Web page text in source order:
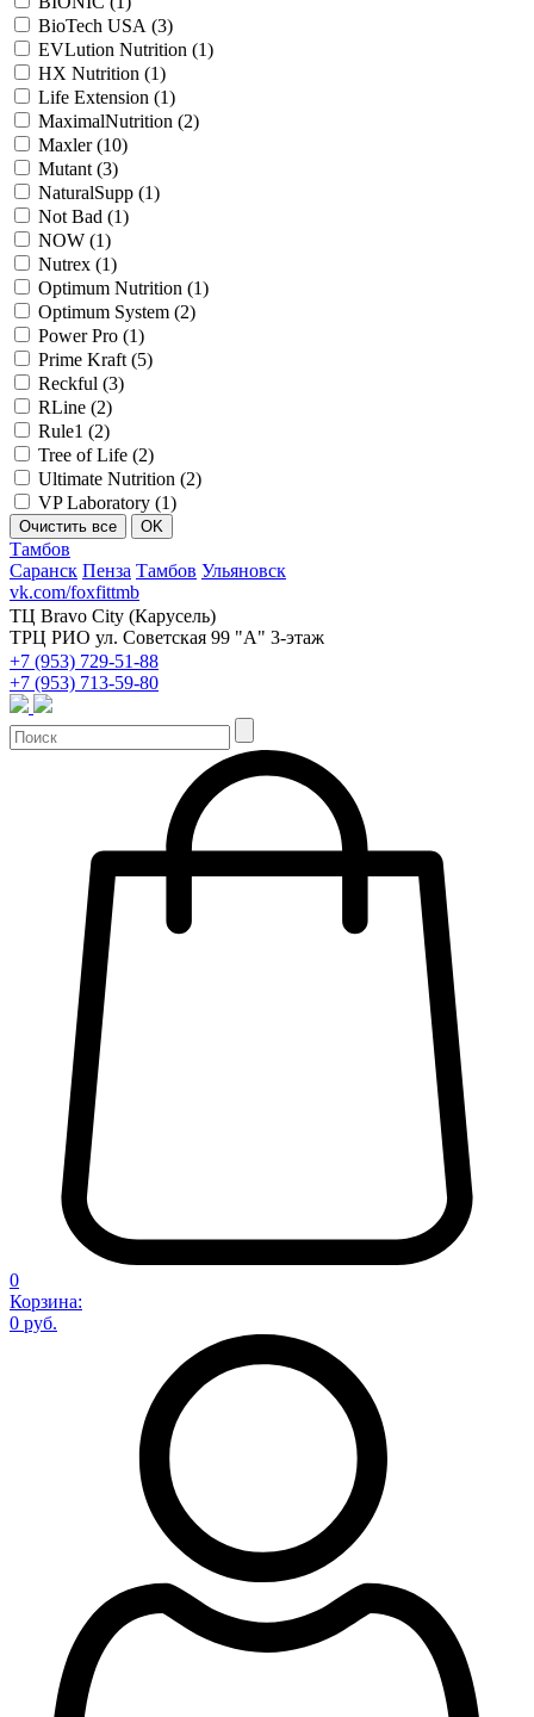
BioTech USA (3)
EVLution Nutrition (1)
HX Nutrition (1)
Life Extension (1)
MaximalNutrition (2)
Maxler (10)
Mutant (3)
NaturalSupp (1)
Not Bad (1)
NOW (1)
Nutrex (1)
Optimum Nutrition (1)
Optimum System (2)
Power Pro (1)
Prime Kraft (5)
Reckful (3)
RLine (2)
Rule1 (2)
Tree of Life (2)
Ultimate Nutrition (2)
VP Laboratory (1)
Тамбов
Саранск Пенза Тамбов Ульяновск
vk.com/foxfittmb
ТЦ Bravo City (Карусель)
ТРЦ РИО ул. Советская 99 "А" 3-этаж
+7 (953) 729-51-88
+7 (953) 713-59-80
0
Корзина:
0 руб.